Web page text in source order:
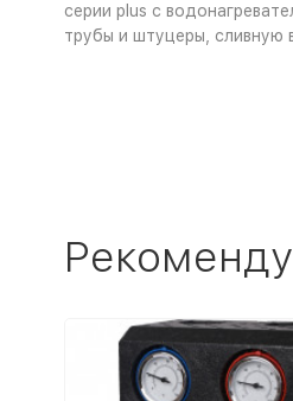
серии plus с
трубы и штуцеры, сливную